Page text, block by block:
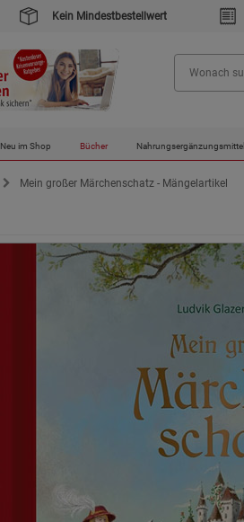
Kein Mindestbestellwert
Neu im Shop Bücher Nahrungsergänzungsmittel
Mein großer Märchenschatz - Mängelartikel